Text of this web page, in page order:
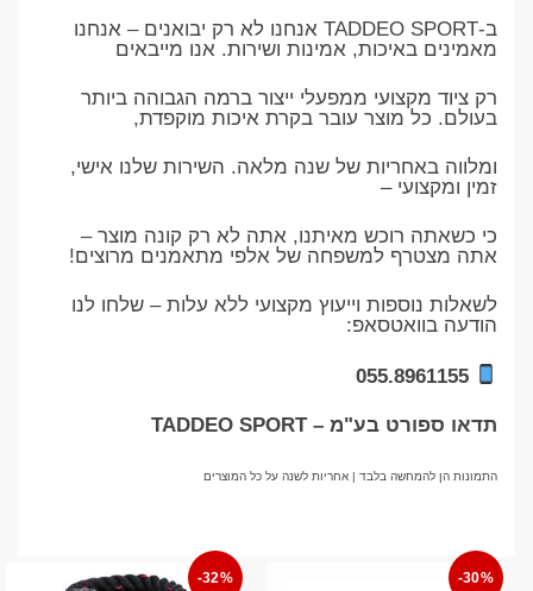
ב-TADDEO SPORT אנחנו לא רק יבואנים – אנחנו
מאמינים באיכות, אמינות ושירות. אנו מייבאים
רק ציוד מקצועי ממפעלי ייצור ברמה הגבוהה ביותר
בעולם. כל מוצר עובר בקרת איכות מוקפדת,
ומלווה באחריות של שנה מלאה. השירות שלנו אישי,
זמין ומקצועי –
כי כשאתה רוכש מאיתנו, אתה לא רק קונה מוצר –
אתה מצטרף למשפחה של אלפי מתאמנים מרוצים!
לשאלות נוספות וייעוץ מקצועי ללא עלות – שלחו לנו
הודעה בוואטסאפ:
055.8961155
תדאו ספורט בע"מ – TADDEO SPORT
התמונות הן להמחשה בלבד | אחריות לשנה על כל המוצרים
-30%
-32%